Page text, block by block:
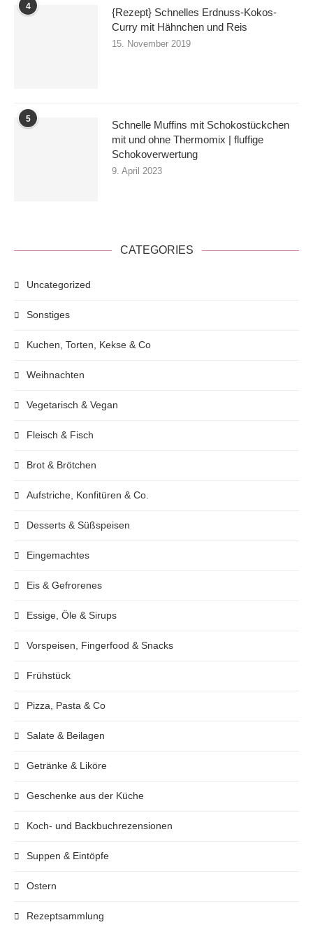
4
{Rezept} Schnelles Erdnuss-Kokos-
Curry mit Hähnchen und Reis
15. November 2019
5
Schnelle Muffins mit Schokostückchen
mit und ohne Thermomix | fluffige
Schokoverwertung
9. April 2023
CATEGORIES
Uncategorized
Sonstiges
Kuchen, Torten, Kekse & Co
Weihnachten
Vegetarisch & Vegan
Fleisch & Fisch
Brot & Brötchen
Aufstriche, Konfitüren & Co.
Desserts & Süßspeisen
Eingemachtes
Eis & Gefrorenes
Essige, Öle & Sirups
Vorspeisen, Fingerfood & Snacks
Frühstück
Pizza, Pasta & Co
Salate & Beilagen
Getränke & Liköre
Geschenke aus der Küche
Koch- und Backbuchrezensionen
Suppen & Eintöpfe
Ostern
Rezeptsammlung